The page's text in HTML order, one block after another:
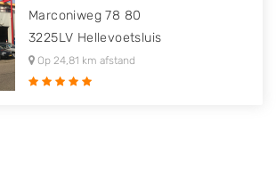
Marconiweg 78 80
3225LV Hellevoetsluis
Op 24,81 km afstand